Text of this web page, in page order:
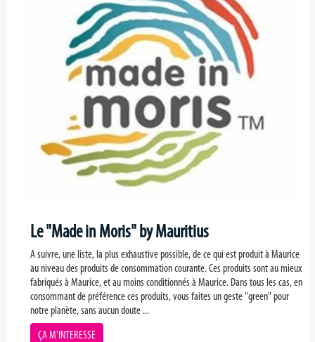
Le "Made in Moris" by Mauritius
A suivre, une liste, la plus exhaustive possible, de ce qui est produit à Maurice
au niveau des produits de consommation courante. Ces produits sont au mieux
fabriqués à Maurice, et au moins conditionnés à Maurice. Dans tous les cas, en
consommant de préférence ces produits, vous faites un geste "green" pour
notre planète, sans aucun doute ...
ÇA M'INTERESSE